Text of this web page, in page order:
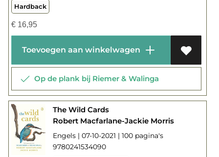
Hardback
€16,95
Toevoegen aan winkelwagen
Op de plank bij Riemer & Walinga
The Wild Cards
Robert Macfarlane-Jackie Morris
Engels | 07-10-2021 | 100 pagina's
9780241534090